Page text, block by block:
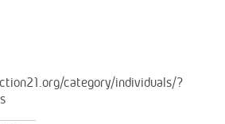
category/individuals/?